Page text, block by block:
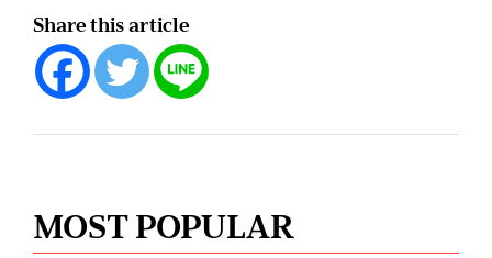
Share this article
MOST POPULAR